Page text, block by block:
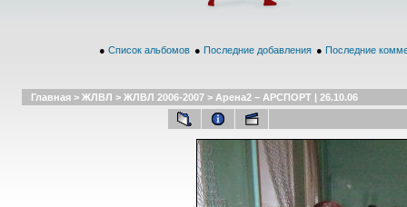
● Список альбомов ● Последние добавления ● Последние
Главная > ЖЛВЛ > ЖЛВЛ 2006-2007 > Арена2 – АРСПОРТ | 26.10.06